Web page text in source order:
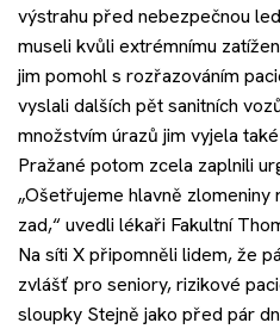
výstrahu před nebezpečnou
museli kvůli extrémnímu
jim pomohl s rozřazováním
vyslali dalších pět sanitních
množstvím úrazů jim vyjela
Pražané potom zcela zaplnili
„Ošetřujeme hlavně zlomeniny
zad,“ uvedli lékaři Fakultní
Na síti X připomněli lidem, že
zvlášť pro seniory, rizikové
sloupky Stejně jako před pár